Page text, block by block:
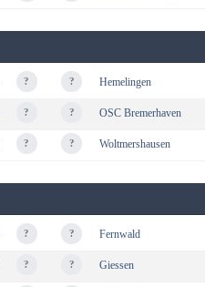
Hemelingen
?
?
OSC Bremerhaven
?
?
Woltmershausen
?
?
Fernwald
?
?
Giessen
?
?